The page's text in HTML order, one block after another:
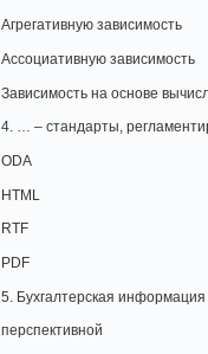
Агрегативную зависимость
Ассоциативную зависимость
Зависимость на основе
4. … – стандарты,
ODA
HTML
RTF
PDF
5. Бухгалтерская
перспективной